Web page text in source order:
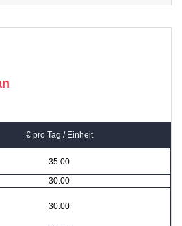
€ pro Tag / Einheit
35.00
30.00
30.00